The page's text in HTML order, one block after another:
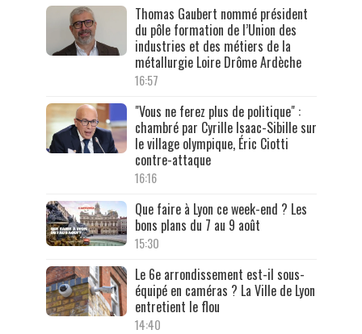
Thomas Gaubert nommé président
du pôle formation de l’Union des
industries et des métiers de la
métallurgie Loire Drôme Ardèche
16:57
"Vous ne ferez plus de politique" :
chambré par Cyrille Isaac-Sibille sur
le village olympique, Éric Ciotti
contre-attaque
16:16
Que faire à Lyon ce week-end ? Les
bons plans du 7 au 9 août
15:30
Le 6e arrondissement est-il sous-
équipé en caméras ? La Ville de Lyon
entretient le flou
14:40